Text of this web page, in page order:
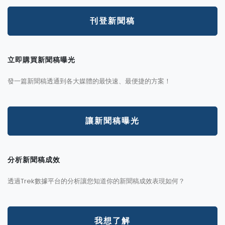
刊登新聞稿
立即購買新聞稿曝光
發一篇新聞稿透通到各大媒體的最快速、最便捷的方案！
讓新聞稿曝光
分析新聞稿成效
透過Trek數據平台的分析讓您知道你的新聞稿成效表現如何？
我想了解